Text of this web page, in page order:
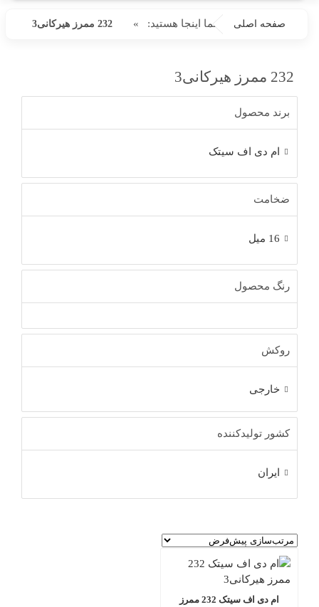
شما اینجا هستید: صفحه اصلی » 232 ممرز هیرکانی3
232 ممرز هیرکانی3
برند محصول
ام دی اف سیتک
ضخامت
16 میل
رنگ محصول
روکش
خارجی
کشور تولیدکننده
ایران
ام دی اف سیتک 232 ممرز